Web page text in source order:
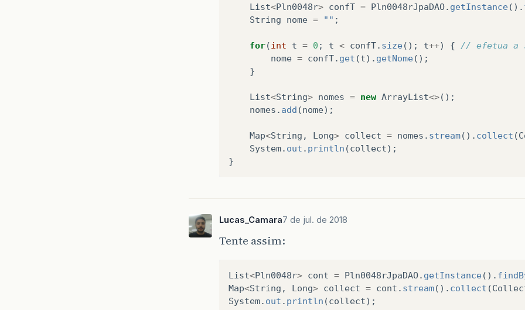
List<Pln0048r> confT = Pln0048rJpaDAO. getInstance().
String
nome = "" ;
for(int t = 0 ; t < confT. size(); t++) {
// efetua a
nome = confT. get (t). getNome();
}
List<String> nomes = new ArrayList<>();
nomes . add (nome);
Map<String , Long> collect = nomes . stream(). collect (
System. out . println (collect);
}
Lucas_Camara7 de jul. de 2018
Tente assim:
List<Pln0048r> cont = Pln0048rJpaDAO. getInstance().
Map<String , Long> collect = cont . stream(). collect (
System. out . println (collect);